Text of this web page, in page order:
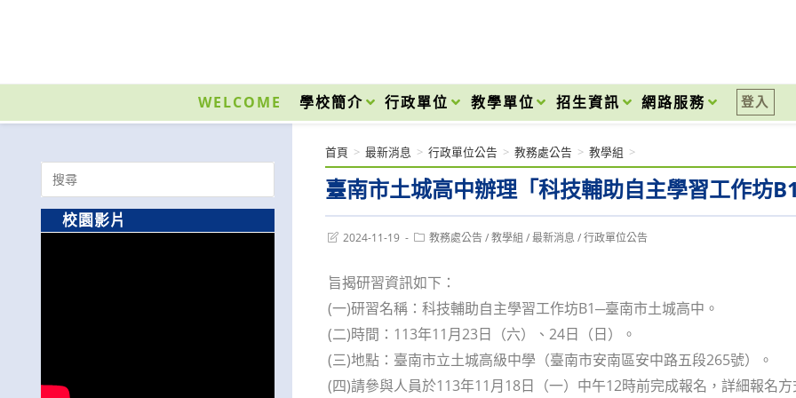
內
WELCOME 學校簡介 行政單位 教學單位 招生資訊 網路服務 登入
臺南市土城高中辦理「科技輔助自主學習工作坊B1
首頁 > 最新消息 > 行政單位公告 > 教務處公告 > 教學組 >
Post2024-11-19
Post教務處公告 / 教學組 / 最新消息 / 行政單位公告
旨揭研習資訊如下：
(一)研習名稱：科技輔助自主學習工作坊B1─臺南市土城高中。
(二)時間：113年11月23日（六）、24日（日）。
(三)地點：臺南市立土城高級中學（臺南市安南區安中路五段265號）。
(四)請參與人員於113年11月18日（一）中午12時前完成報名，詳細報名方
Search
for:
校園影片